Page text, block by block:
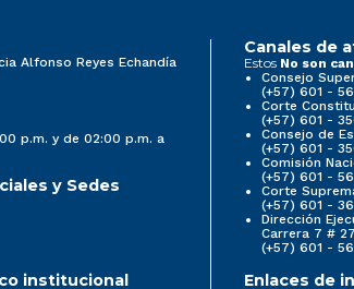
Alfonso Reyes Echandía
p.m. y de 02:00 p.m. a
y Sedes
Canales de
Estos No son
Consejo
(+57) 601 -
Corte
(+57) 601 -
Consejo de
(+57) 601 -
Comisión
(+57) 601 -
Corte
(+57) 601 -
Dirección
Carrera 7 #
(+57) 601 -
institucional Enlaces de